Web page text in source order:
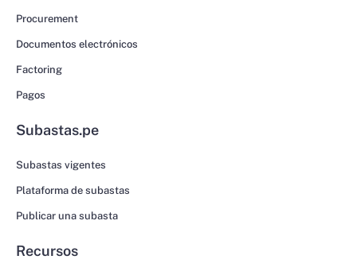
Procurement
Documentos electrónicos
Factoring
Pagos
Subastas.pe
Subastas vigentes
Plataforma de subastas
Publicar una subasta
Recursos